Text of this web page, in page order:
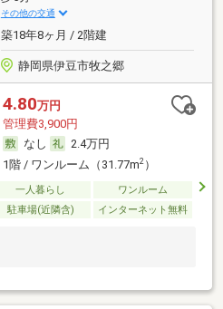
その他の交通
築18年8ヶ月 / 2階建
静岡県伊豆市牧之郷
4.80万円
管理費3,900円
なし
2.4万円
1階 / ワンルーム（31.77m2）
一人暮らし
ワンルーム
駐車場(近隣含) インターネット無料